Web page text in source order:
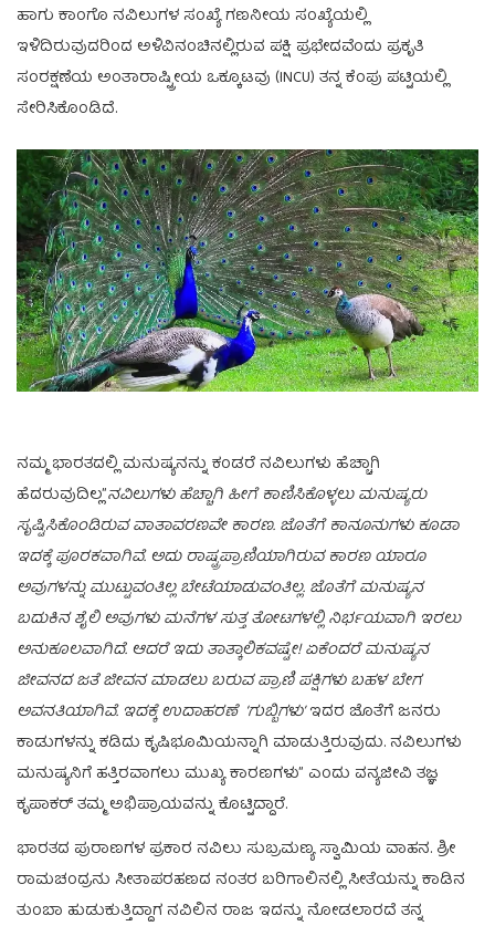
ಹಾಗು ಕಾಂಗೊ ನವಿಲುಗಳ ಸಂಖ್ಯೆ ಗಣನೀಯ ಸಂಖ್ಯೆಯಲ್ಲಿ
ಇಳಿದಿರುವುದರಿಂದ ಅಳಿವಿನಂಚಿನಲ್ಲಿರುವ ಪಕ್ಷಿ ಪ್ರಭೇದವೆಂದು ಪ್ರಕೃತಿ
ಸಂರಕ್ಷಣೆಯ ಅಂತಾರಾಷ್ಟ್ರೀಯ ಒಕ್ಕೂಟವು (INCU) ತನ್ನ ಕೆಂಪು ಪಟ್ಟಿಯಲ್ಲಿ
ಸೇರಿಸಿಕೊಂಡಿದೆ.
ನಮ್ಮ ಭಾರತದಲ್ಲಿ ಮನುಷ್ಯನನ್ನು ಕಂಡರೆ ನವಿಲುಗಳು ಹೆಚ್ಚಾಗಿ
ಹೆದರುವುದಿಲ್ಲ”ನವಿಲುಗಳು ಹೆಚ್ಚಾಗಿ ಹೀಗೆ ಕಾಣಿಸಿಕೊಳ್ಳಲು ಮನುಷ್ಯರು
ಸೃಷ್ಟಿಸಿಕೊಂಡಿರುವ ವಾತಾವರಣವೇ ಕಾರಣ. ಜೊತೆಗೆ ಕಾನೂನುಗಳು ಕೂಡಾ
ಇದಕ್ಕೆ ಪೂರಕವಾಗಿವೆ. ಅದು ರಾಷ್ಟ್ರಪ್ರಾಣಿಯಾಗಿರುವ ಕಾರಣ ಯಾರೂ
ಅವುಗಳನ್ನು ಮುಟ್ಟುವಂತಿಲ್ಲ ಬೇಟೆಯಾಡುವಂತಿಲ್ಲ. ಜೊತೆಗೆ ಮನುಷ್ಯನ
ಬದುಕಿನ ಶೈಲಿ ಅವುಗಳು ಮನೆಗಳ ಸುತ್ತ ತೋಟಗಳಲ್ಲಿ ನಿರ್ಭಯವಾಗಿ ಇರಲು
ಅನುಕೂಲವಾಗಿದೆ. ಆದರೆ ಇದು ತಾತ್ಕಾಲಿಕವಷ್ಟೇ! ಏಕೆಂದರೆ ಮನುಷ್ಯನ
ಜೀವನದ ಜತೆ ಜೀವನ ಮಾಡಲು ಬರುವ ಪ್ರಾಣಿ ಪಕ್ಷಿಗಳು ಬಹಳ ಬೇಗ
ಅವನತಿಯಾಗಿವೆ. ಇದಕ್ಕೆ ಉದಾಹರಣೆ ‘ಗುಬ್ಬಿಗಳು’ಇದರ ಜೊತೆಗೆ ಜನರು
ಕಾಡುಗಳನ್ನು ಕಡಿದು ಕೃಷಿಭೂಮಿಯನ್ನಾಗಿ ಮಾಡುತ್ತಿರುವುದು. ನವಿಲುಗಳು
ಮನುಷ್ಯನಿಗೆ ಹತ್ತಿರವಾಗಲು ಮುಖ್ಯ ಕಾರಣಗಳು” ಎಂದು ವನ್ಯಜೀವಿ ತಜ್ಞ
ಕೃಪಾಕರ್‌ ತಮ್ಮ ಅಭಿಪ್ರಾಯವನ್ನು ಕೊಟ್ಟಿದ್ದಾರೆ.
ಭಾರತದ ಪುರಾಣಗಳ ಪ್ರಕಾರ ನವಿಲು ಸುಬ್ರಮಣ್ಯ ಸ್ವಾಮಿಯ ವಾಹನ. ಶ್ರೀ
ರಾಮಚಂದ್ರನು ಸೀತಾಪರಹಣದ ನಂತರ ಬರಿಗಾಲಿನಲ್ಲಿ ಸೀತೆಯನ್ನು ಕಾಡಿನ
ತುಂಬಾ ಹುಡುಕುತ್ತಿದ್ದಾಗ ನವಿಲಿನ ರಾಜ ಇದನ್ನು ನೋಡಲಾರದೆ ತನ್ನ